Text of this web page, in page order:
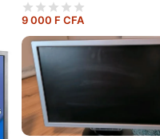
9 000 F CFA